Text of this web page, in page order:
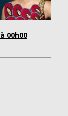
00h00